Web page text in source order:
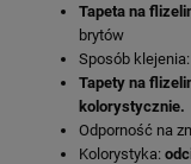
Tapeta na
brytów
Sposób klejenia:
Tapety na
kolorystycznie.
Odporność na
Kolorystyka: